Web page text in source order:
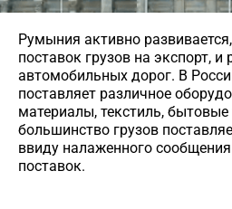
Румыния активно
поставок грузов на экспорт, и
автомобильных дорог. В
поставляет различное
материалы, текстиль,
большинство грузов
ввиду налаженного
поставок.